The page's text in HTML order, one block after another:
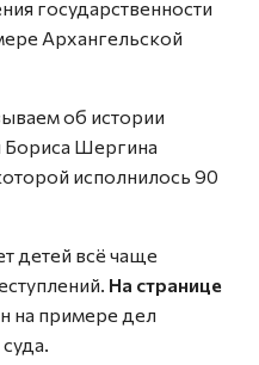
государственности
Архангельской
об истории
Бориса Шергина
исполнилось 90
детей всё чаще
На странице
на примере дел